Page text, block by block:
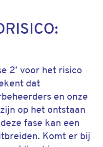
2’ voor het risico
dat
en onze
op het ontstaan
fase kan een
Komt er bij